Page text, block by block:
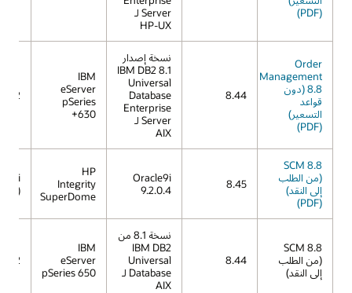
(PDF)
Server لـ
HP-UX
Order
Management
8.8 (دون
قواعد
التسعير)
(PDF)
8.44
نسخة إصدار
8.1 IBM DB2
Universal
Database
Enterprise
Server لـ
AIX
IBM
eServer
pSeries
630+
5.2
SCM 8.8
(من الطلب
إلى النقد)
(PDF)
8.45
Oracle9i
9.2.0.4
HP
Integrity
SuperDome
11i
SCM 8.8
(من الطلب
إلى النقد)
8.44
نسخة 8.1 من
IBM DB2
Universal
Database لـ
AIX
IBM
eServer
pSeries 650
5.2